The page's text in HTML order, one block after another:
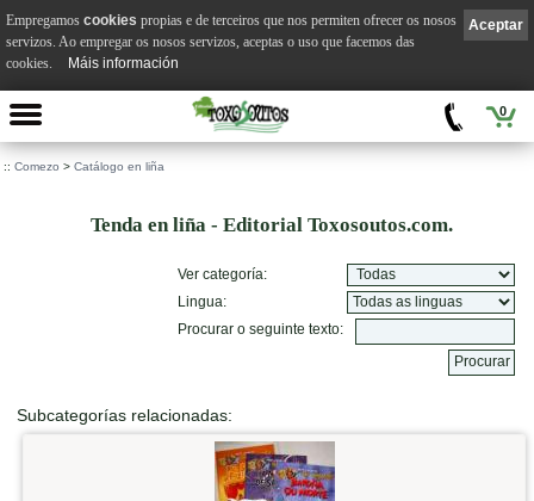
0
:: Comezo > Catálogo en liña
Tenda en liña - Editorial Toxosoutos.com.
Ver categoría:
Lingua:
Procurar o seguinte texto:
Subcategorías relacionadas:
Aceptar
Empregamos cookies propias e de terceiros que nos permiten ofrecer os nosos
servizos. Ao empregar os nosos servizos, aceptas o uso que facemos das
cookies.
Máis información